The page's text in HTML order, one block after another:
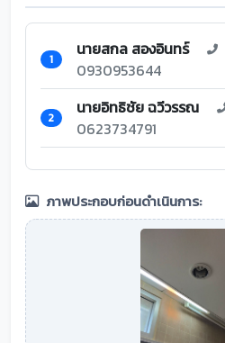
1 นายสกล สองอินทร์
0930953644
2 นายอิทธิชัย ฉวีวรรณ
0623734791
ภาพประกอบก่อนดำเนินการ: